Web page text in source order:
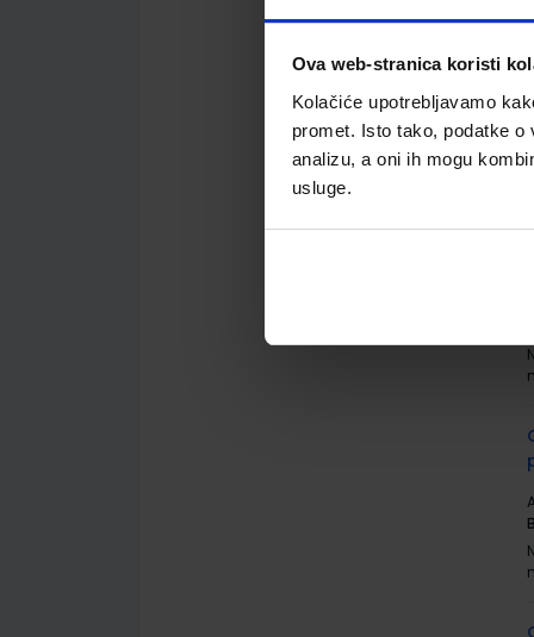
Ova web-stranica koristi
Kolačiće upotrebljavamo
promet. Isto tako, podatke
analizu, a oni ih mogu
usluge.